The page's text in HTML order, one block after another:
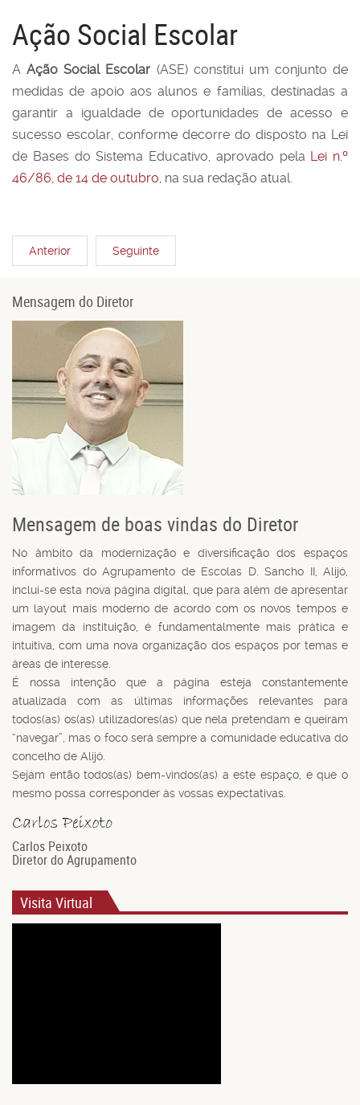
Ação Social Escolar
AAção Social Escolar (ASE) constitui um conjunto de
medidas de apoio aos alunos e famílias, destinadas a
garantir a igualdade de oportunidades de acesso e
sucesso escolar, conforme decorre do disposto na Lei
de Bases do Sistema Educativo, aprovado pela Lei n.º
46/86, de 14 de outubro, na sua redação atual.
Anterior Seguinte
Mensagem do Diretor
Mensagem de boas vindas do Diretor
No âmbito da modernização e diversificação dos espaços
informativos do Agrupamento de Escolas D. Sancho II, Alijó,
inclui-se esta nova página digital, que para além de apresentar
um layout mais moderno de acordo com os novos tempos e
imagem da instituição, é fundamentalmente mais prática e
intuitiva, com uma nova organização dos espaços por temas e
áreas de interesse.
É nossa intenção que a página esteja constantemente
atualizada com as últimas informações relevantes para
todos(as) os(as) utilizadores(as) que nela pretendam e queiram
“navegar”, mas o foco será sempre a comunidade educativa do
concelho de Alijó.
Sejam então todos(as) bem-vindos(as) a este espaço, e que o
mesmo possa corresponder às vossas expectativas.
Carlos Peixoto
Diretor do Agrupamento
Visita Virtual